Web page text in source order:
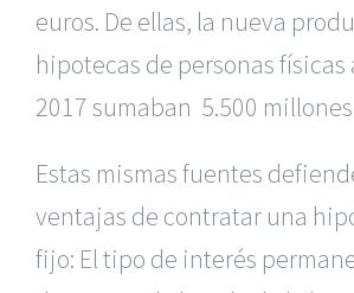
euros. De ellas, la nueva
hipotecas de personas físicas
2017 sumaban 5.500
Estas mismas fuentes
ventajas de contratar una
fijo: El tipo de interés